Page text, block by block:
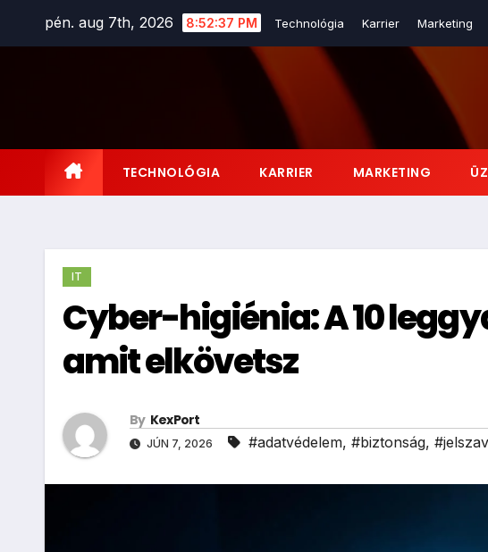
pén. aug 7th, 2026 8:52:39 PM Technológia Karrier Marketing
TECHNOLÓGIA KARRIER MARKETING
IT
Cyber-higiénia: A 10
amit elkövetsz
By KexPort
JÚN 7, 2026 #adatvédelem, #biztonság,